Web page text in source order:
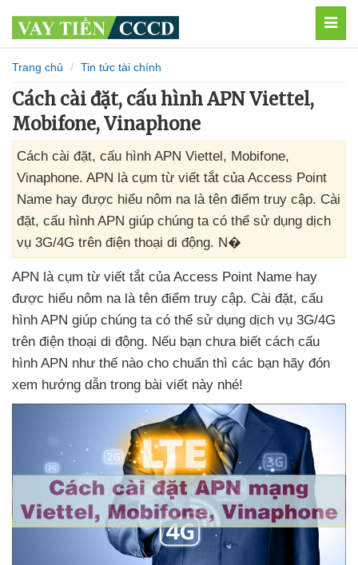
Trang chủ Tin tức tài chính
Cách cài đặt, cấu hình APN Viettel,
Mobifone, Vinaphone
Cách cài đặt, cấu hình APN Viettel, Mobifone,
Vinaphone. APN là cụm từ viết tắt của Access Point
Name hay được hiểu nôm na là tên điểm truy cập. Cài
đặt, cấu hình APN giúp chúng ta có thể sử dụng dịch
vụ 3G/4G trên điện thoại di động. N�
APN là cụm từ viết tắt của Access Point Name hay
được hiểu nôm na là tên điểm truy cập. Cài đặt, cấu
hình APN giúp chúng ta có thể sử dụng dịch vụ 3G/4G
trên điện thoại di động. Nếu bạn chưa biết cách cấu
hình APN như thế nào cho chuẩn thì các bạn hãy đón
xem hướng dẫn trong bài viết này nhé!